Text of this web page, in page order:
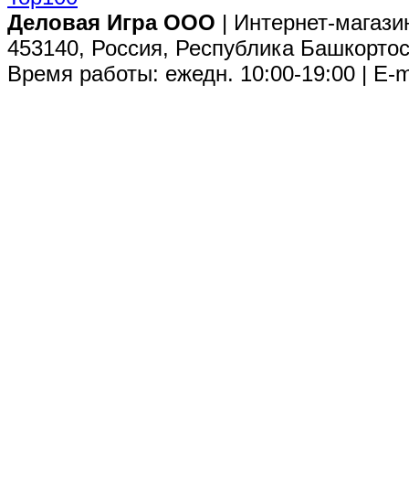
Деловая Игра ООО | Интернет-
453140, Россия, Республика
Время работы: ежедн. 10:00-19:00 | E-